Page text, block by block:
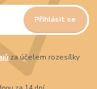
Přihlásit se
za účelem rozesílky